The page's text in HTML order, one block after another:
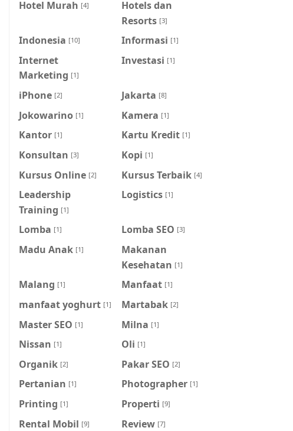
Hotel Murah [4]
Hotels dan
Resorts [3]
Indonesia [10] Informasi [1]
Internet
Marketing [1]
Investasi [1]
iPhone [2] Jakarta [8]
Jokowarino [1] Kamera [1]
Kantor [1] Kartu Kredit [1]
Konsultan [3] Kopi [1]
Kursus Online [2] Kursus Terbaik [4]
Leadership
Training [1]
Logistics [1]
Lomba [1] Lomba SEO [3]
Madu Anak [1]
Makanan
Kesehatan [1]
Malang [1] Manfaat [1]
manfaat yoghurt [1] Martabak [2]
Master SEO [1] Milna [1]
Nissan [1] Oli [1]
Organik [2] Pakar SEO [2]
Pertanian [1] Photographer [1]
Printing [1] Properti [9]
Rental Mobil [9] Review [7]